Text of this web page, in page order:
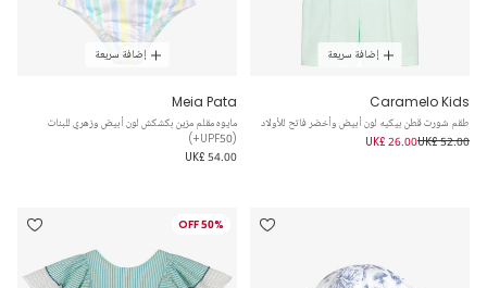
إضافة سريعة
Caramelo Kids
طقم شورت قطن بيكيه لون أبيض وأخضر فاتح للأولاد
UK£ 52.00
UK£ 26.00
إضافة سريعة
Meia Pata
مايوه مقلم مزين بكشكش لون أبيض وزهري للبنات
(UPF50+)
UK£ 54.00
50% OFF